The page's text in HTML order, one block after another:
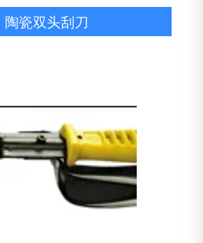
陶瓷双头刮刀